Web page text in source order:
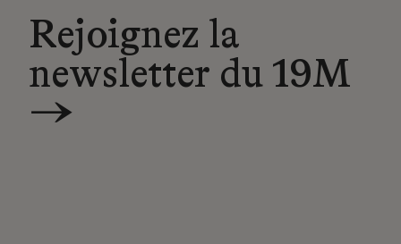
Rejoignez la
newsletter du 19M
→